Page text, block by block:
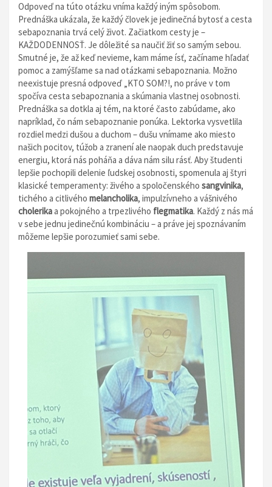
Odpoveď na túto otázku vníma každý iným spôsobom.
Prednáška ukázala, že každý človek je jedinečná bytosť a cesta
sebapoznania trvá celý život. Začiatkom cesty je –
KAŽDODENNOSŤ. Je dôležité sa naučiť žiť so samým sebou.
Smutné je, že až keď nevieme, kam máme ísť, začíname hľadať
pomoc a zamýšľame sa nad otázkami sebapoznania. Možno
neexistuje presná odpoveď „KTO SOM?!, no práve v tom
spočíva cesta sebapoznania a skúmania vlastnej osobnosti.
Prednáška sa dotkla aj tém, na ktoré často zabúdame, ako
napríklad, čo nám sebapoznanie ponúka. Lektorka vysvetlila
rozdiel medzi dušou a duchom – dušu vnímame ako miesto
našich pocitov, túžob a zranení ale naopak duch predstavuje
energiu, ktorá nás poháňa a dáva nám silu rásť. Aby študenti
lepšie pochopili delenie ľudskej osobnosti, spomenula aj štyri
klasické temperamenty: živého a spoločenského sangvinika,
tichého a citlivého melancholika, impulzívneho a vášnivého
cholerikaa pokojného a trpezlivého flegmatika. Každý z nás má
v sebe jednu jedinečnú kombináciu – a práve jej spoznávaním
môžeme lepšie porozumieť sami sebe.